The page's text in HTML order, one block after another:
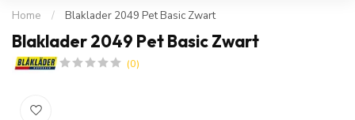
Home / Blaklader 2049 Pet Basic Zwart
Blaklader 2049 Pet Basic Zwart
(0)